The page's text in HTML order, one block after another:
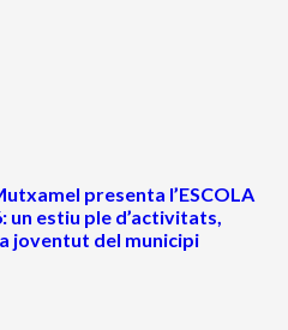
presenta l’ESCOLA
un estiu ple d’activitats,
joventut del municipi